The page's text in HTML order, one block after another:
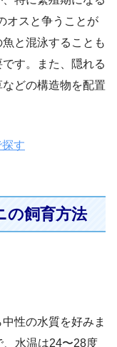
オスと争うことが
と混泳することも
す。また、隠れる
どの構造物を配置
す
の飼育方法
性の水質を好みま
水温は24〜28度